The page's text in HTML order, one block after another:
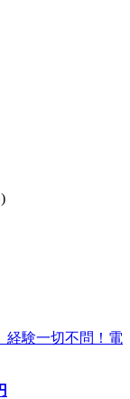
経験一切不問！電